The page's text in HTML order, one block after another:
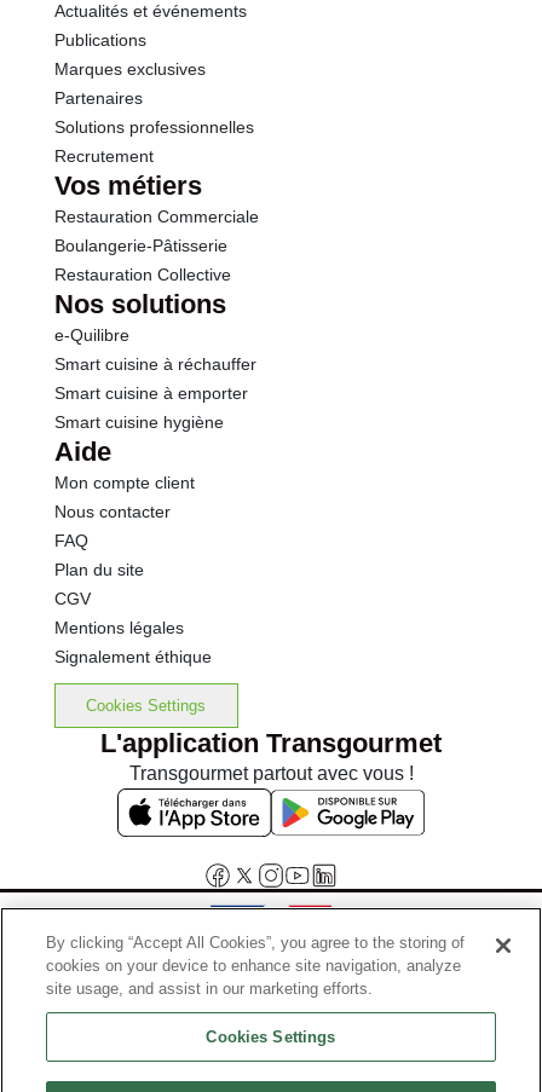
Actualités et événements
Publications
Marques exclusives
Partenaires
Solutions professionnelles
Recrutement
Vos métiers
Restauration Commerciale
Boulangerie-Pâtisserie
Restauration Collective
Nos solutions
e-Quilibre
Smart cuisine à réchauffer
Smart cuisine à emporter
Smart cuisine hygiène
Aide
Mon compte client
Nous contacter
FAQ
Plan du site
CGV
Mentions légales
Signalement éthique
Cookies Settings
L'application Transgourmet
Transgourmet partout avec vous !
Interdiction de vente de boissons alcooliques aux mineurs de
moins de 18 ans
La preuve de majorité de l'acheteur est exigée au moment de la vente
By clicking “Accept All Cookies”, you agree to the storing of
cookies on your device to enhance site navigation, analyze
site usage, and assist in our marketing efforts.
Cookies Settings